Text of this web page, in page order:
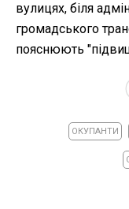
вулицях, біля
громадського
пояснюють
ОКУПАНТИ